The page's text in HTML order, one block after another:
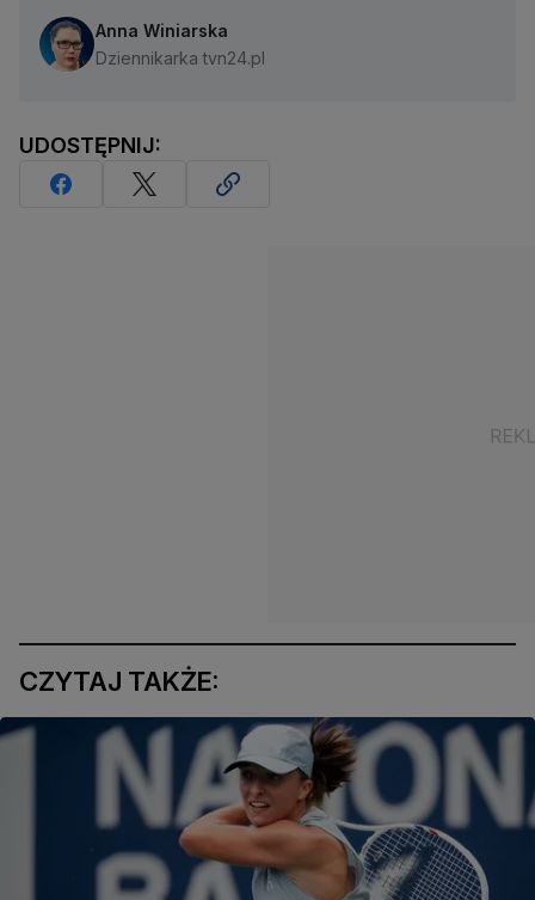
Anna Winiarska
Dziennikarka tvn24.pl
UDOSTĘPNIJ:
CZYTAJ TAKŻE: